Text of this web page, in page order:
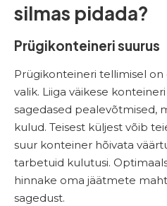
silmas pidada?
Prügikonteineri suurus
Prügikonteineri tellimisel on
valik. Liiga väikese
sagedased pealevõtmised,
kulud. Teisest küljest võib
suur konteiner hõivata
tarbetuid kulutusi.
hinnake oma jäätmete
sagedust.